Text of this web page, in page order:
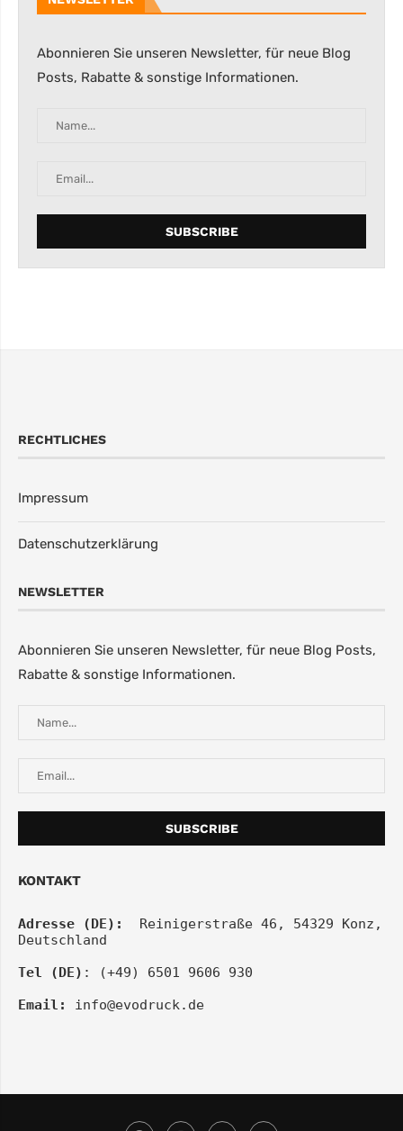
Abonnieren Sie unseren Newsletter, für neue Blog
Posts, Rabatte & sonstige Informationen.
RECHTLICHES
Impressum
Datenschutzerklärung
NEWSLETTER
Abonnieren Sie unseren Newsletter, für neue Blog Posts,
Rabatte & sonstige Informationen.
KONTAKT
Adresse (DE):
Reinigerstraße 46, 54329 Konz,
Deutschland
Tel (DE) : (+49) 6501 9606 930
Email:
info@evodruck.de